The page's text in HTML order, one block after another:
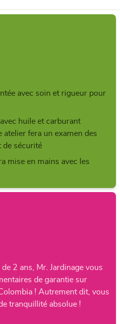
avec soin et rigueur pour
huile et carburant
atelier fera un examen des
de sécurité
mise en mains avec les
2 ans, Mr. Jardinage vous
de garantie sur
! Autrement dit, vous
tranquillité absolue !